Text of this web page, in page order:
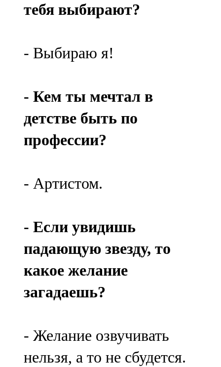
тебя выбирают?
- Выбираю я!
- Кем ты мечтал в
детстве быть по
профессии?
- Артистом.
- Если увидишь
падающую звезду, то
какое желание
загадаешь?
- Желание озвучивать
нельзя, а то не сбудется.